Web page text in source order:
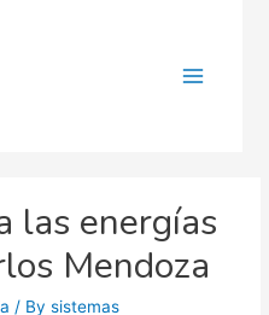
las energías
Mendoza
/ Bysistemas